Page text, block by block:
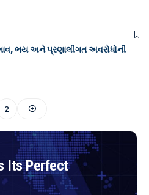
ભય અને પ્રણાલીગત અવરોધોની
2
Its Perfect